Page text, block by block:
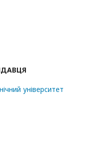
університет